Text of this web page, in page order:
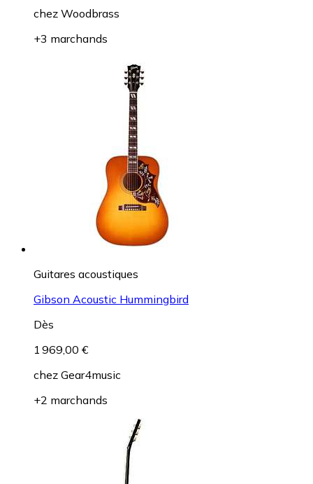
chez Woodbrass
+3 marchands
Guitares acoustiques
Gibson Acoustic Hummingbird
Dès
1 969,00 €
chez Gear4music
+2 marchands